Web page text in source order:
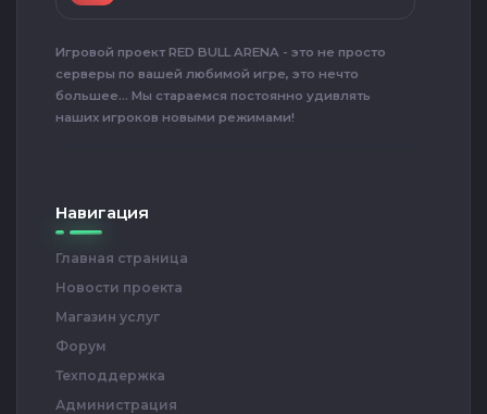
Игровой проект RED BULL ARENA - это не просто
серверы по вашей любимой игре, это нечто
большее... Мы стараемся постоянно удивлять
наших игроков новыми режимами!
Навигация
Главная страница
Новости проекта
Магазин услуг
Форум
Техподдержка
Администрация